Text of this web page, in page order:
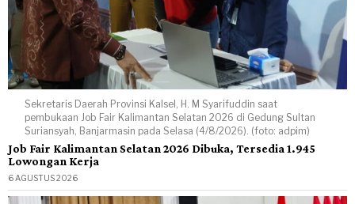
Sekretaris Daerah Provinsi Kalsel, H. M Syarifuddin saat
pembukaan Job Fair Kalimantan Selatan 2026 di Gedung Sultan
Suriansyah, Banjarmasin pada Selasa (4/8/2026). (foto: adpim)
Job Fair Kalimantan Selatan 2026 Dibuka, Tersedia 1.945
Lowongan Kerja
6 AGUSTUS 2026